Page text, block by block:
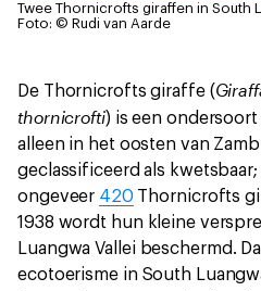
Twee Thornicrofts giraffen in South
Foto: © Rudi van Aarde
De Thornicrofts giraffe (
thornicrofti) is een
alleen in het oosten van
geclassificeerd als
ongeveer 420 Thornicrofts
1938 wordt hun kleine
Luangwa Vallei beschermd.
ecotoerisme in South